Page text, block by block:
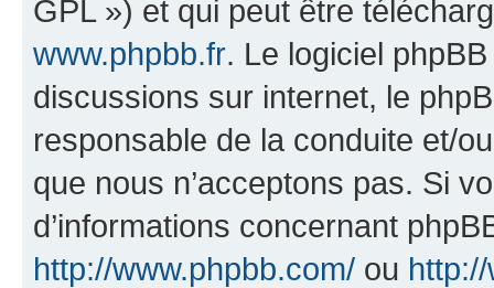
GPL ») et qui peut être
www.phpbb.fr. Le logiciel
discussions sur internet, le
responsable de la conduite et/
que nous n’acceptons pas. Si
d’informations concernant
http://www.phpbb.com/ ou